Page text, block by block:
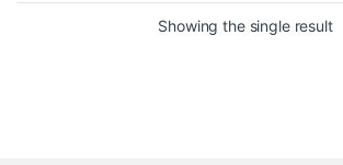
Showing the single result